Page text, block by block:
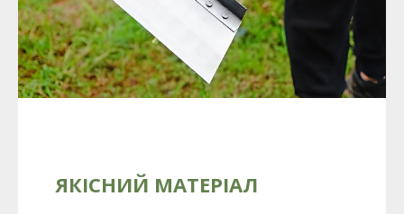
ЯКІСНИЙ МАТЕРІАЛ